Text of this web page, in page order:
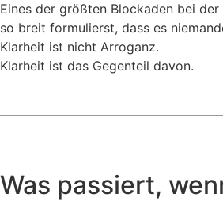
Eines der größten Blockaden bei
so breit formulierst, dass es
Klarheit ist nicht Arroganz.
Klarheit ist das Gegenteil davon.
Was passiert,